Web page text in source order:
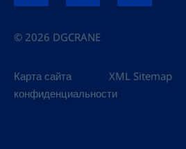
© 2026 DGCRANE
Карта сайта XML Sitemap
конфиденциальности